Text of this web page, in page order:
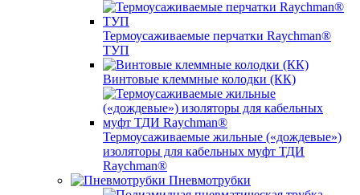
Термоусаживаемые перчатки Raychman®
ТУП
Винтовые клеммные колодки (КК)
Термоусаживаемые жильные («дождевые»)
изоляторы для кабельных муфт ТДИ
Raychman®
Пневмотрубки